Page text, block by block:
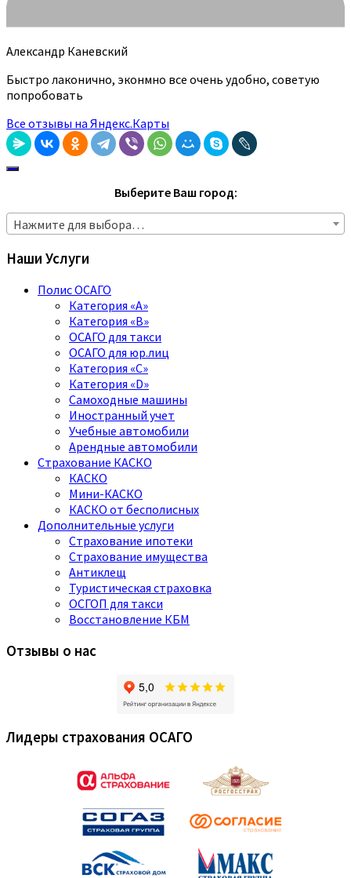
Александр Каневский
Быстро лаконично, эконмно все очень удобно, советую
попробовать
Все отзывы на Яндекс.Карты
Выберите Ваш город:
Нажмите для выбора…
Наши Услуги
Полис ОСАГО
Категория «A»
Категория «B»
ОСАГО для такси
ОСАГО для юр.лиц
Категория «C»
Категория «D»
Самоходные машины
Иностранный учет
Учебные автомобили
Арендные автомобили
Страхование КАСКО
КАСКО
Мини-КАСКО
КАСКО от бесполисных
Дополнительные услуги
Страхование ипотеки
Страхование имущества
Антиклещ
Туристическая страховка
ОСГОП для такси
Восстановление КБМ
Отзывы о нас
Лидеры страхования ОСАГО